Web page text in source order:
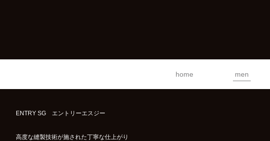
home men
ENTRY SG エントリーエスジー
高度な縫製技術が施された丁寧な仕上がり